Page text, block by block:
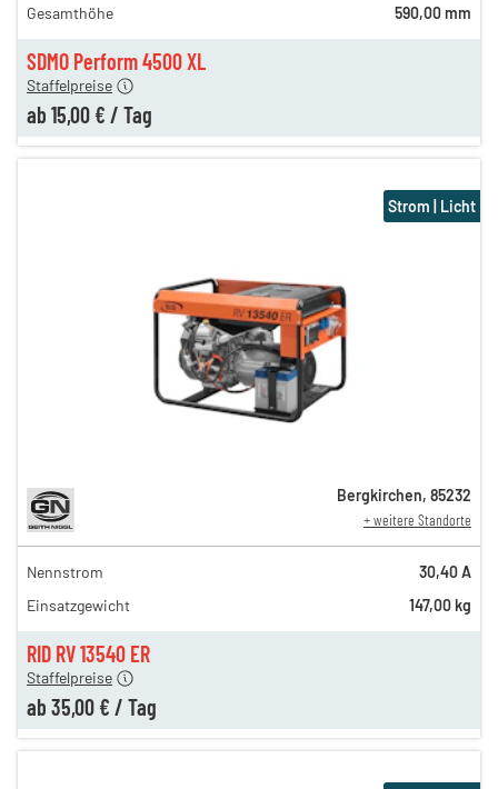
SDMO Perform 4500 XL
25,00 €
Staffelpreise
ab 15,00 € / Tag
Gesamthöhe
590,00 mm
RID RV 13540 ER
55,00 €
45,00 €
Staffelpreise
ab 35,00 € / Tag
Strom | Licht
Bergkirchen, 85232
+ weitere Standorte
Nennstrom
30,40 A
Einsatzgewicht
147,00 kg